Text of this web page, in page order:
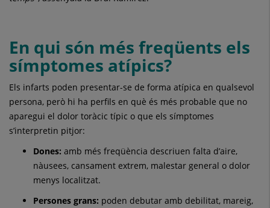
En qui són més freqüents els
símptomes atípics?
Els infarts poden presentar-se de forma atípica en qualsevol
persona, però hi ha perfils en què és més probable que no
aparegui el dolor toràcic típic o que els símptomes
s’interpretin pitjor:
Dones: amb més freqüència descriuen falta d’aire,
nàusees, cansament extrem, malestar general o dolor
menys localitzat.
Persones grans: poden debutar amb debilitat, mareig,